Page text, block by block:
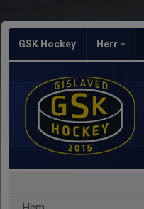
GSK Hockey Herr